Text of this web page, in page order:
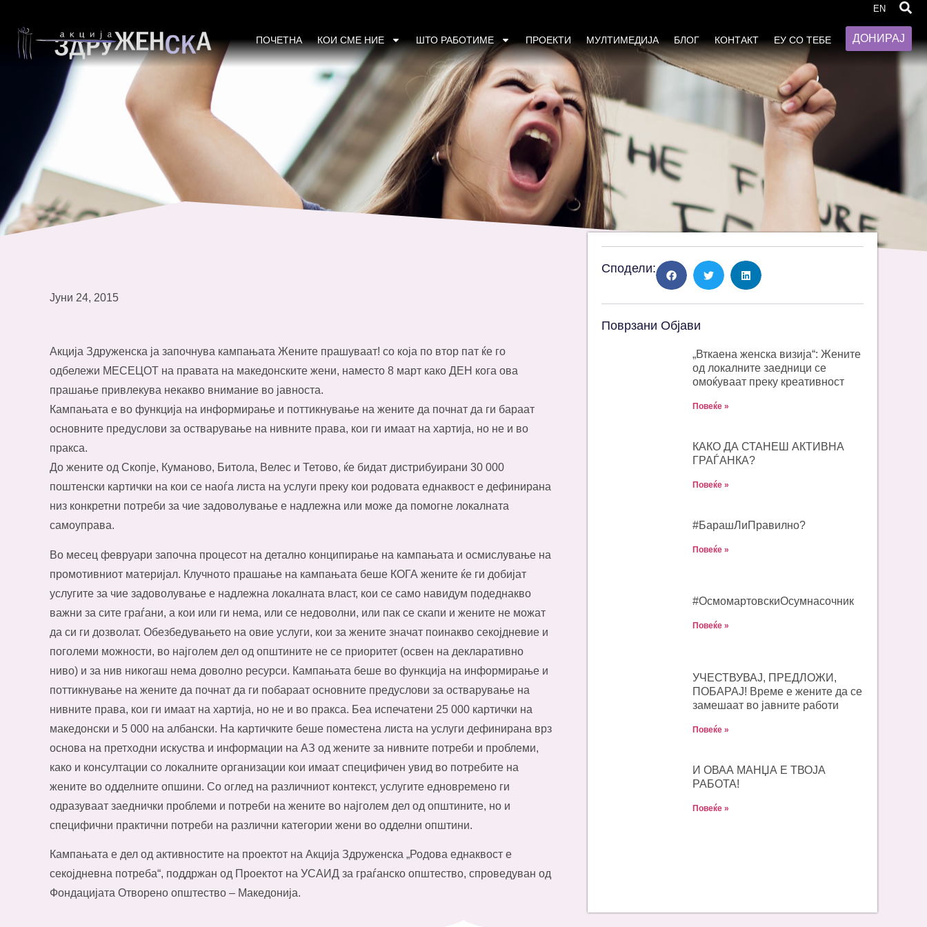
EN
ПОЧЕТНА КОИ СМЕ НИЕ ШТО РАБОТИМЕ ПРОЕКТИ МУЛТИМЕДИЈА БЛОГ КОНТАКТ ЕУ СО ТЕБЕ ДОНИРАЈ
Јуни 24, 2015
Акција Здруженска ја започнува кампањата Жените прашуваат! со која по втор пат ќе го
одбележи МЕСЕЦОТ на правата на македонските жени, наместо 8 март како ДЕН кога ова
прашање привлекува некакво внимание во јавноста.
Кампањата е во функција на информирање и поттикнување на жените да почнат да ги бараат
основните предуслови за остварување на нивните права, кои ги имаат на хартија, но не и во
пракса.
До жените од Скопје, Куманово, Битола, Велес и Тетово, ќе бидат дистрибуирани 30 000
поштенски картички на кои се наоѓа листа на услуги преку кои родовата еднаквост е дефинирана
низ конкретни потреби за чие задоволување е надлежна или може да помогне локалната
самоуправа.
Во месец февруари започна процесот на детално конципирање на кампањата и осмислување на
промотивниот материјал. Клучното прашање на кампањата беше КОГА жените ќе ги добијат
услугите за чие задоволување е надлежна локалната власт, кои се само навидум подеднакво
важни за сите граѓани, а кои или ги нема, или се недоволни, или пак се скапи и жените не можат
да си ги дозволат. Обезбедувањето на овие услуги, кои за жените значат поинакво секојдневие и
поголеми можности, во најголем дел од општините не се приоритет (освен на декларативно
ниво) и за нив никогаш нема доволно ресурси. Кампањата беше во функција на информирање и
поттикнување на жените да почнат да ги побараат основните предуслови за остварување на
нивните права, кои ги имаат на хартија, но не и во пракса. Беа испечатени 25 000 картички на
македонски и 5 000 на албански. На картичките беше поместена листа на услуги дефинирана врз
основа на претходни искуства и информации на АЗ од жените за нивните потреби и проблеми,
како и консултации со локалните организации кои имаат специфичен увид во потребите на
жените во одделните опшини. Со оглед на различниот контекст, услугите едновремено ги
одразуваат заеднички проблеми и потреби на жените во најголем дел од општините, но и
специфични практични потреби на различни категории жени во одделни општини.
Кампањата е дел од активностите на проектот на Акција Здруженска „Родова еднаквост е
секојдневна потреба“, поддржан од Проектот на УСАИД за граѓанско општество, спроведуван од
Фондацијата Отворено општество – Македонија.
Сподели:
Поврзани Објави
„Вткаена женска визија“: Жените
од локалните заедници се
омоќуваат преку креативност
Повеќе »
КАКО ДА СТАНЕШ АКТИВНА
ГРАЃАНКА?
Повеќе »
#БарашЛиПравилно?
Повеќе »
#ОсмомартовскиOсумнасочник
Повеќе »
УЧЕСТВУВАЈ, ПРЕДЛОЖИ,
ПОБАРАЈ! Време е жените да се
замешаат во јавните работи
Повеќе »
И ОВАА МАНЏА Е ТВОЈА
РАБОТА!
Повеќе »